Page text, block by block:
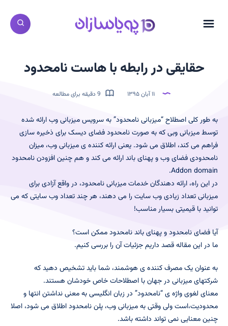
حقایقی در رابطه با هاست نامحدود
به طور کلی اصطلاح “میزبانی نامحدود” به سرویس میزبانی وب ارائه شده
توسط میزبانی وبی که به صورت نامحدود فضای دیسک برای ذخیره سازی
فراهم می کند، اطلاق می شود. یعنی ارائه کننده ی میزبانی وب، میزان
نامحدودی فضای وب و پهنای باند ارائه می کند و هم چنین افزودن نامحدود
Addon domain.
در این راه، ارائه دهندگان خدمات میزبانی نامحدود، در واقع آزادی برای
میزبانی تعداد زیادی وب سایت را می دهند، هر چند تعداد وب سایتی که می
توانید با قیمیتی بسیار مناسب!
آیا فضای نامحدود و پهنای باند نامحدود ممکن است؟
ما در این مقاله قصد داریم جزئیات آن را بررسی کنیم.
به عنوان یک مصرف کننده ی هوشمند، شما باید تشخیص دهید که
شرکتهای میزبانی در جهان با اصطلاحات خاص خودشان هستند.
معنای لغوی واژه ی “نامحدود” در زبان انگلیسی به معنی نداشتن انتها و
محدودیت،است ولی وقتی به میزبانی وب، پلن نامحدود اطلاق می شود، اصلا
چنین معنایی نمی تواند داشته باشد.